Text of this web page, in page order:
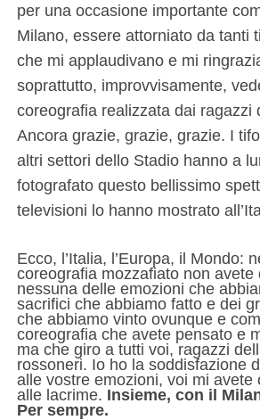
per una occasione importante
Milano, essere attorniato da tanti
che mi applaudivano e mi
soprattutto, improvvisamente,
coreografia realizzata dai ragazzi
Ancora grazie, grazie, grazie. I
altri settori dello Stadio hanno a
fotografato questo bellissimo
televisioni lo hanno mostrato
Ecco, l’Italia, l’Europa, il Mondo:
coreografia mozzafiato non avete
nessuna delle emozioni che
sacrifici che abbiamo fatto e dei
che abbiamo vinto ovunque e
coreografia che avete pensato e
ma che giro a tutti voi, ragazzi
rossoneri. Io ho la soddisfazione
alle vostre emozioni, voi mi avete
alle lacrime. Insieme, con il
Per sempre.